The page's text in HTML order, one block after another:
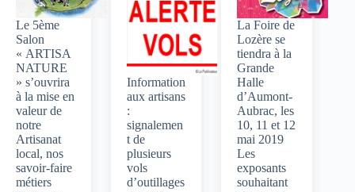
Le 5ème
Salon
« ARTISA
NATURE
» s’ouvrira
à la mise en
valeur de
notre
Artisanat
local, nos
savoir-faire
métiers
Information
aux artisans
:
signalemen
t de
plusieurs
vols
d’outillages
La Foire de
Lozère se
tiendra à la
Grande
Halle
d’Aumont-
Aubrac, les
10, 11 et 12
mai 2019
Les
exposants
souhaitant